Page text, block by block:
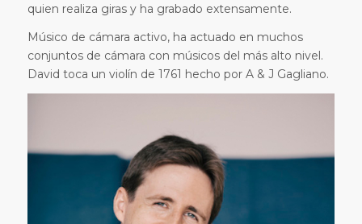
quien realiza giras y ha grabado extensamente.
Músico de cámara activo, ha actuado en muchos
conjuntos de cámara con músicos del más alto nivel.
David toca un violín de 1761 hecho por A & J Gagliano.